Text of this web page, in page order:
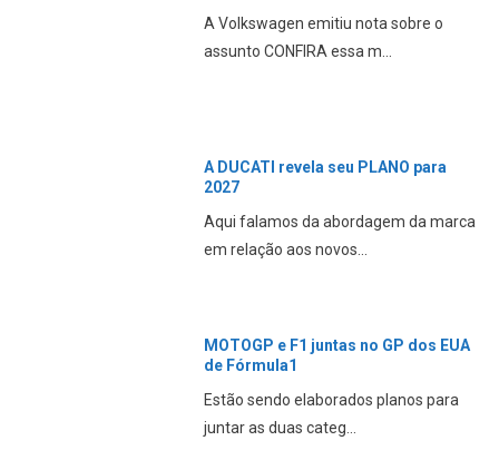
A Volkswagen emitiu nota sobre o
assunto CONFIRA essa m...
A DUCATI revela seu PLANO para
2027
Aqui falamos da abordagem da marca
em relação aos novos...
MOTOGP e F1 juntas no GP dos EUA
de Fórmula1
Estão sendo elaborados planos para
juntar as duas categ...